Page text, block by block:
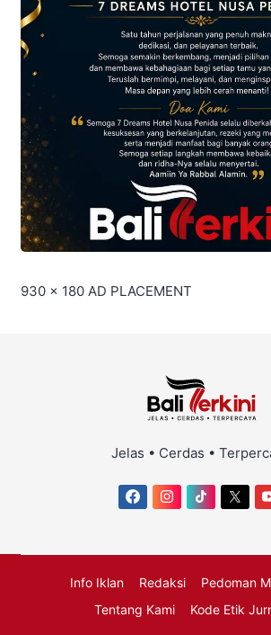
930 x 180 AD PLACEMENT
Jelas • Cerdas •
Info Iklan Redaksi
Pedoman
Tentang Kami
Kode Etik